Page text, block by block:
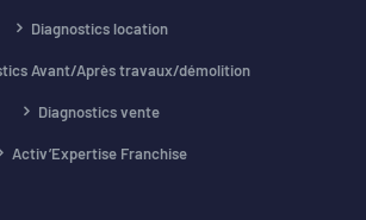
Diagnostics location
Avant/Après travaux/démolition
Diagnostics vente
Activ’Expertise Franchise